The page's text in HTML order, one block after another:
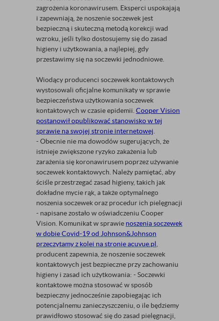
zagrożenia koronawirusem. Eksperci uspokajają
i zapewniają, że noszenie soczewek jest
bezpieczną i skuteczną metodą korekcji wad
wzroku, jeśli tylko dostosujemy się do zasad
higieny i użytkowania, a najlepiej, gdy
przestawimy się na soczewki jednodniowe.
Wiodący producenci soczewek kontaktowych
wystosowali oficjalne komunikaty w sprawie
bezpieczeństwa użytkowania soczewek
kontaktowych w czasie epidemii. Cooper Vision
postanowił opublikować stanowisko w tej
sprawie na swojej stronie internetowej
- Obecnie nie ma dowodów sugerujących, że
istnieje zwiększone ryzyko zakażenia lub
zarażenia się koronawirusem poprzez używanie
soczewek kontaktowych. Należy pamiętać, aby
ściśle przestrzegać zasad higieny, takich jak
dokładne mycie rąk, a także optymalnego
noszenia soczewek oraz procedur ich pielęgnacji
- napisane zostało w oświadczeniu Cooper
Vision. Komunikat w sprawie noszenia soczewek
w dobie Covid-19 od Johnson&Johnson
przeczytamy z kolei na stronie acuvue.pl
producent zapewnia, że noszenie soczewek
kontaktowych jest bezpieczne przy zachowaniu
higieny i zasad ich użytkowania: - Soczewki
kontaktowe można stosować w sposób
bezpieczny jednocześnie zapobiegając ich
potencjalnemu zanieczyszczeniu, o ile będziemy
prawidłowo stosować się do zasad pielęgnacji,